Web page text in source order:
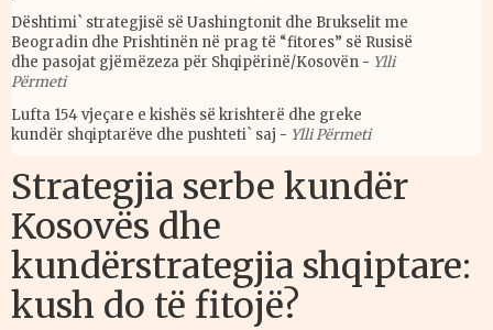
Dështimi` strategjisë së Uashingtonit dhe Brukselit me
Beogradin dhe Prishtinën në prag të “fitores” së Rusisë
dhe pasojat gjëmëzeza për Shqipërinë/Kosovën - Ylli
Përmeti
Lufta 154 vjeçare e kishës së krishterë dhe greke
kundër shqiptarëve dhe pushteti` saj - Ylli Përmeti
Strategjia serbe kundër
Kosovës dhe
kundërstrategjia shqiptare:
kush do të fitojë?